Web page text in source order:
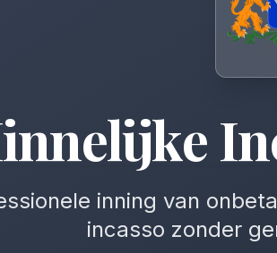
inning van
incasso zonder